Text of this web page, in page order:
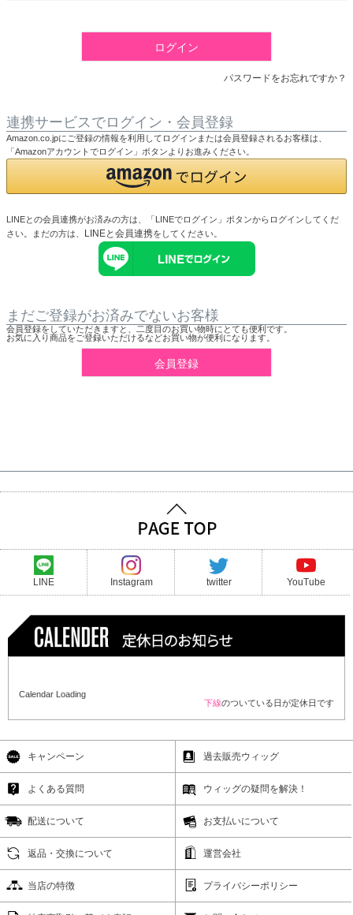
ログイン
パスワードをお忘れですか？
連携サービスでログイン・会員登録
Amazon.co.jpにご登録の情報を利用してログインまたは会員登録されるお客様は、
「Amazonアカウントでログイン」ボタンよりお進みください。
LINEとの会員連携がお済みの方は、「LINEでログイン」ボタンからログインしてくだ
さい。まだの方は、 LINEと会員連携をしてください。
まだご登録がお済みでないお客様
会員登録をしていただきますと、二度目のお買い物時にとても便利です。
お気に入り商品をご登録いただけるなどお買い物が便利になります。
会員登録
LINE Instagram twitter YouTube
Calendar Loading
下線のついている日が定休日です
キャンペーン 過去販売ウィッグ
よくある質問 ウィッグの疑問を解決！
配送について お支払いについて
返品・交換について 運営会社
当店の特徴 プライバシーポリシー